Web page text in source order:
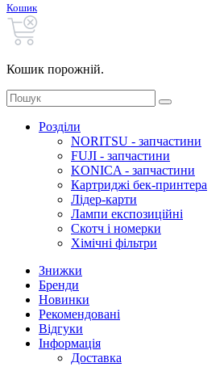
Кошик
Кошик порожній.
Розділи
NORITSU - запчастини
FUJI - запчастини
KONICA - запчастини
Картриджі бек-принтера
Лідер-карти
Лампи експозиційні
Скотч і номерки
Хімічні фільтри
Знижки
Бренди
Новинки
Рекомендовані
Відгуки
Інформація
Доставка